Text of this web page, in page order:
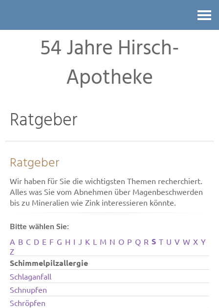
54 Jahre Hirsch-
Apotheke
Ratgeber
Ratgeber
Wir haben für Sie die wichtigsten Themen recherchiert.
Alles was Sie vom Abnehmen über Magenbeschwerden
bis zu Mineralien wie Zink interessieren könnte.
Bitte wählen Sie:
A B C D E F G H I J K L M N O P Q R S T U V W X Y
Z
Schimmelpilzallergie
Schlaganfall
Schnupfen
Schröpfen